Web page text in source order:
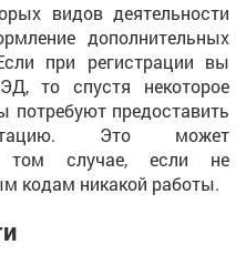
видов деятельности
дополнительных
при регистрации вы
то спустя некоторое
предоставить
Это может
том случае, если не
кодам никакой работы.